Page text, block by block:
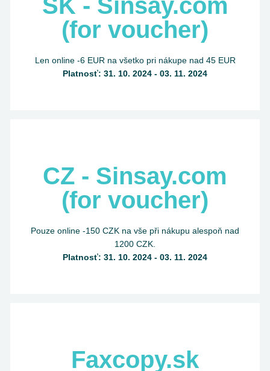
SK - Sinsay.com
(for voucher)
Len online -6 EUR na všetko pri nákupe nad 45 EUR
Platnosť: 31. 10. 2024 - 03. 11. 2024
CZ - Sinsay.com
(for voucher)
Pouze online -150 CZK na vše při nákupu alespoň nad
1200 CZK.
Platnosť: 31. 10. 2024 - 03. 11. 2024
Faxcopy.sk